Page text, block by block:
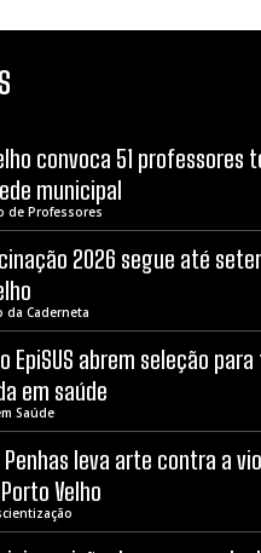
convoca 51 professores
municipal
de Professores
2026 segue até
da Caderneta
EpiSUS abrem seleção
em saúde
Saúde
Penhas leva arte contra a
Velho